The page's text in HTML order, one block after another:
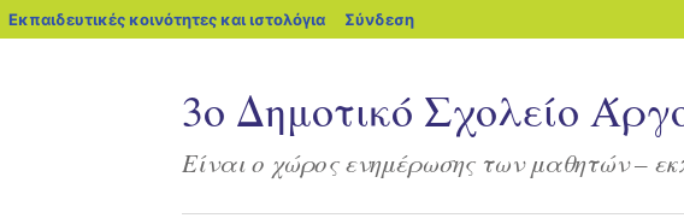
Εκπαιδευτικές κοινότητες και ιστολόγια blogs.sch.gr
Σύνδεση
3ο Δημοτικό Σχολείο
Είναι ο χώρος ενημέρωσης των μαθητών –